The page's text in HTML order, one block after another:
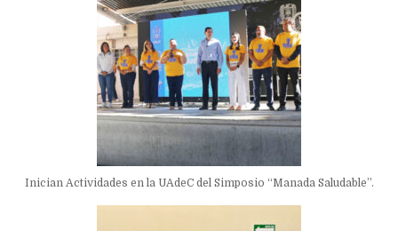
Inician Actividades en la UAdeC del Simposio “Manada Saludable”.